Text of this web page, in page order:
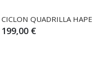
CICLON QUADRILLA HAPE
199,00 €